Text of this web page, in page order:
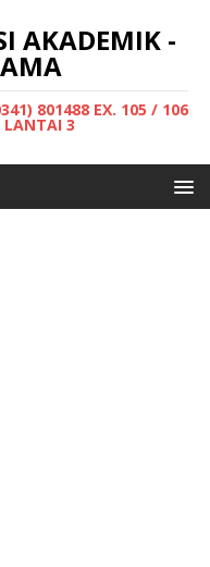
AKADEMIK -
801488 EX. 105 / 106
LANTAI 3